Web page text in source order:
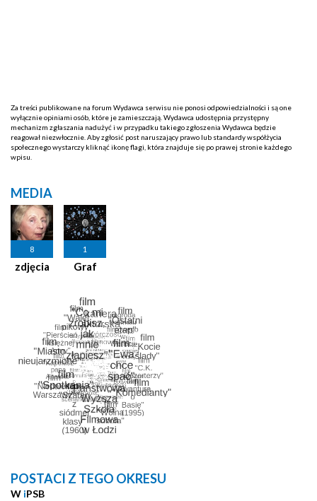
Za treści publikowane na forum Wydawca serwisu nie ponosi odpowiedzialności i są one
wyłącznie opiniami osób, które je zamieszczają. Wydawca udostępnia przystępny
mechanizm zgłaszania nadużyć i w przypadku takiego zgłoszenia Wydawca będzie
reagował niezwłocznie. Aby zgłosić post naruszający prawo lub standardy współżycia
społecznego wystarczy kliknąć ikonę flagi, która znajduje się po prawej stronie każdego
wpisu.
MEDIA
8
zdjęcia
1
Graf
POSTACI Z TEGO OKRESU
W iPSB